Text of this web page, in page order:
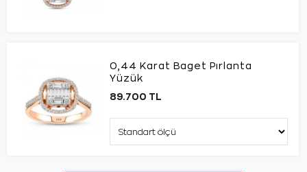
0,44 Karat Baget Pırlanta
Yüzük
89.700 TL